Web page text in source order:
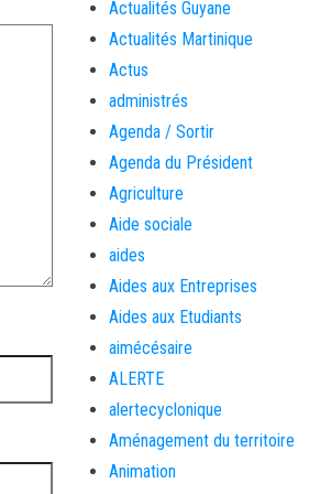
Actualités Guyane
Actualités Martinique
Actus
administrés
Agenda / Sortir
Agenda du Président
Agriculture
Aide sociale
aides
Aides aux Entreprises
Aides aux Etudiants
aimécésaire
ALERTE
alertecyclonique
Aménagement du territoire
Animation